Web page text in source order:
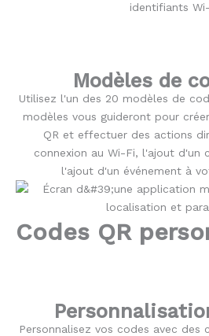
identifiants
Modèles de
Utilisez l'un des 20 modèles de
modèles vous guideront pour
QR et effectuer des actions
connexion au Wi-Fi, l'ajout d'un
l'ajout d'un événement à
Codes QR
Personnalisez vos codes avec des